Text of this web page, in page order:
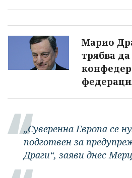
Марио
трябва
„Суверенна Европа се
подготвен за
Драги“, заяви днес